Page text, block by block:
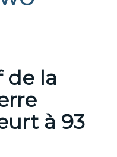
de la
à 93